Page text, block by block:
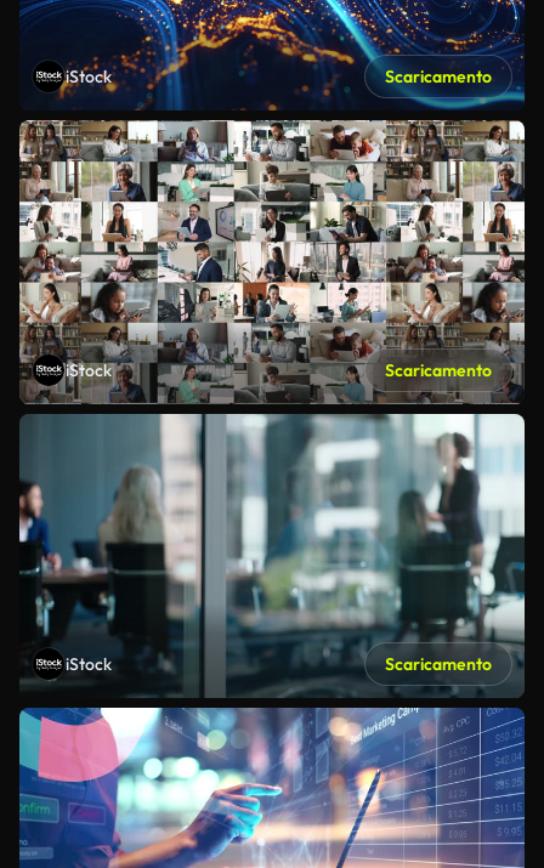
iStock Scaricamento
iStock Scaricamento
iStock Scaricamento